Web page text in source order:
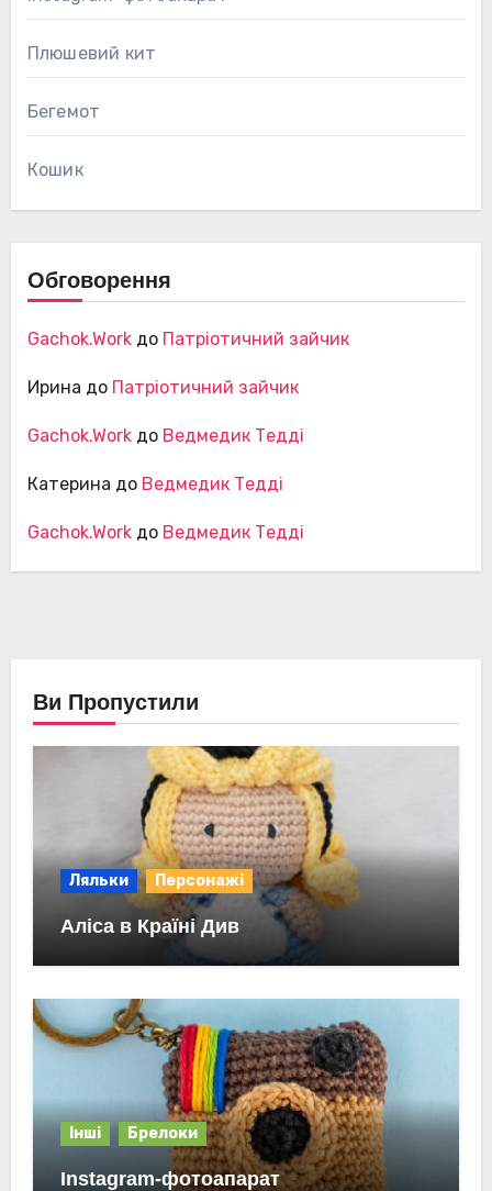
Плюшевий кит
Бегемот
Кошик
Обговорення
Gachok.Workдо Патріотичний зайчик
Ирина до Патріотичний зайчик
Gachok.Workдо Ведмедик Тедді
Катерина до Ведмедик Тедді
Gachok.Workдо Ведмедик Тедді
Ви Пропустили
Ляльки Персонажі
Аліса в Країні Див
Інші Брелоки
Instagram-фотоапарат